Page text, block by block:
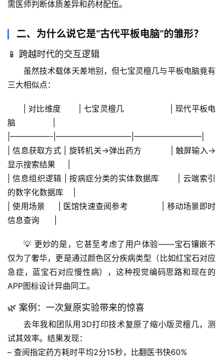
专
题
表
自
然
需医师判断体质差异和药材配伍。
二、为什么说它是“古代平板电脑”的雏形？
📱 跨越时代的交互逻辑
虽然技术载体天差地别，但七宝灵檀几与平板电脑竟有
三大相似点：
| 对比维度       | 七宝灵檀几                  | 现代平板电
脑               |
|—————-|—————————–|————————–|
| 信息获取方式 | 旋转机关→弹出药方           | 触屏输入→
显示搜索结果     |
| 信息组织逻辑 | 按病症分类的实体数据库       | 云端索引
的数字化数据库    |
| 使用场景
     | 医馆快速查阅参考             | 移动场景即时
信息查询      |
💡 更妙的是，它甚至考虑了用户体验——宝石镶嵌不
仅为了奢华，更是通过颜色区分疾病类型 （比如红宝石对应
急症，蓝宝石对应慢性病），这种视觉编码思路和现在的
APP图标设计异曲同工。
🌿 案例：一次复原实验带来的惊喜
去年我和团队用3D打印技术复原了缩小版灵檀几，测
试其效率。结果发现：
– 查阅指定药方耗时平均2分15秒，比翻医书快60%